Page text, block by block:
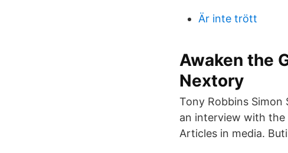
Är inte trött
Awaken the
Nextory
Tony Robbins Simon
an interview with the
Articles in media.